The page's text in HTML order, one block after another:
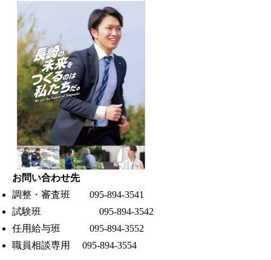
お問い合わせ先
調整・審査班 095-894-3541
試験班 095-894-3542
任用給与班 095-894-3552
職員相談専用 095-894-3554